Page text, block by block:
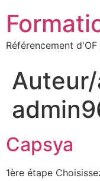
Référencement d'OF
Capsya
1ère étape